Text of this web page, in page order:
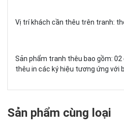
Vị trí khách cần thêu trên tranh:
Sản phẩm tranh thêu bao gồm: 02
thêu in các ký hiệu tương ứng với
Sản phẩm cùng loại